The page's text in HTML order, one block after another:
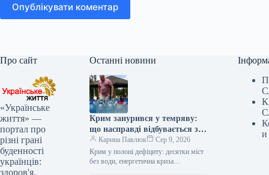
Опублікувати коментар
Про сайт
«Українське
життя» —
портал про
різні грані
буденності
українців:
здоров'я,
Останні новини
Крим занурився у темряву:
що насправді відбувається з
енерго- та водопостачанням
півострова
Карина Павлюк
Сер 9, 2026
Крим у полоні дефіциту: десятки міст
без води, енергетична криза
и